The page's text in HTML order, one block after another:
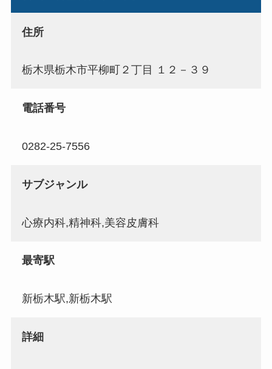
住所
栃木県栃木市平柳町２丁目 １２－３９
電話番号
0282-25-7556
サブジャンル
心療内科,精神科,美容皮膚科
最寄駅
新栃木駅,新栃木駅
詳細